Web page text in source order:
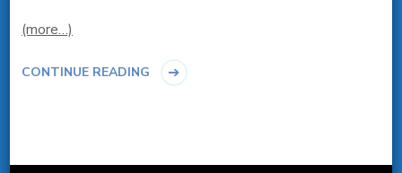
(more…)
CONTINUE READING